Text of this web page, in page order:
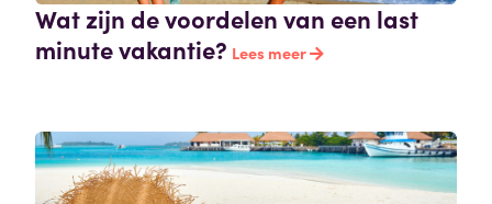
Wat zijn de voordelen van een last
minute vakantie? Lees meer